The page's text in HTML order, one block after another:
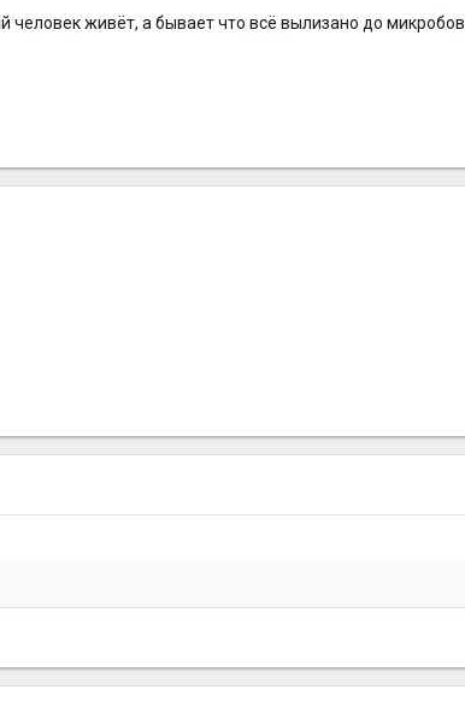
человек живёт, а бывает что всё вылизано до микробов